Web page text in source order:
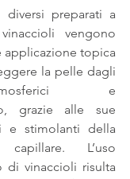
diversi preparati a
vengono
topica
la pelle dagli
e
grazie alle sue
e stimolanti della
capillare. L’uso
di vinaccioli risulta